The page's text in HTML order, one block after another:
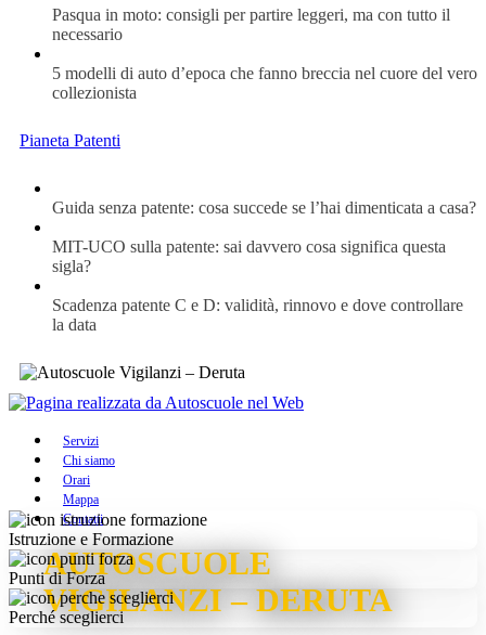
Pasqua in moto: consigli per partire leggeri, ma con tutto il
necessario
5 modelli di auto d’epoca che fanno breccia nel cuore del vero
collezionista
Pianeta Patenti
Guida senza patente: cosa succede se l’hai dimenticata a casa?
MIT-UCO sulla patente: sai davvero cosa significa questa
sigla?
Scadenza patente C e D: validità, rinnovo e dove controllare
la data
Servizi
Chi siamo
Orari
Mappa
Contatti
AUTOSCUOLE
VIGILANZI – DERUTA
Istruzione e Formazione
Punti di Forza
Perché sceglierci